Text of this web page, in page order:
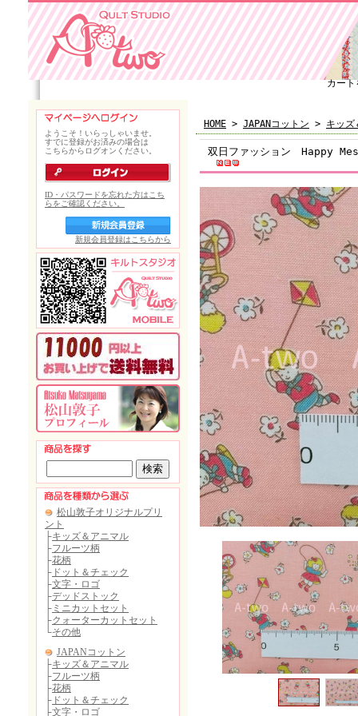
カート
HOME > JAPANコットン > キッズ
双日ファッション Happy